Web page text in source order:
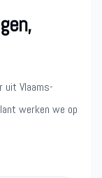
uit Vlaams-
werken we op